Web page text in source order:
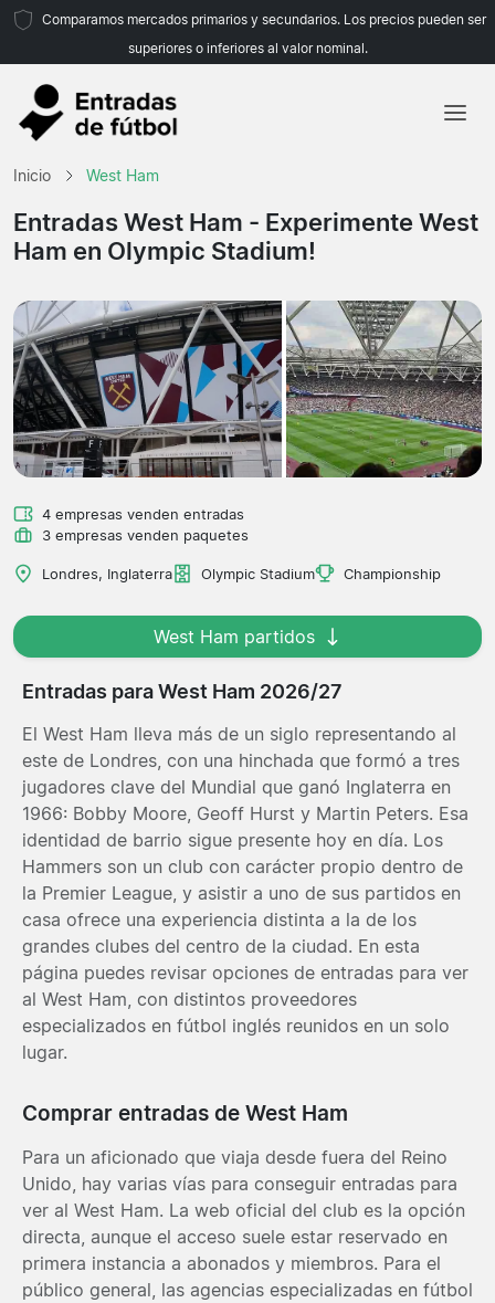
Comparamos mercados primarios y secundarios. Los precios pueden ser
superiores o inferiores al valor nominal.
Equipos
Ligas
Inicio West Ham
Entradas West Ham - Experimente West
Ham en Olympic Stadium!
4 empresas venden entradas
3 empresas venden paquetes
Londres, Inglaterra Olympic Stadium Championship
West Ham partidos
Entradas para West Ham 2026/27
El West Ham lleva más de un siglo representando al
este de Londres, con una hinchada que formó a tres
jugadores clave del Mundial que ganó Inglaterra en
1966: Bobby Moore, Geoff Hurst y Martin Peters. Esa
identidad de barrio sigue presente hoy en día. Los
Hammers son un club con carácter propio dentro de
la Premier League, y asistir a uno de sus partidos en
casa ofrece una experiencia distinta a la de los
grandes clubes del centro de la ciudad. En esta
página puedes revisar opciones de entradas para ver
al West Ham, con distintos proveedores
especializados en fútbol inglés reunidos en un solo
lugar.
Comprar entradas de West Ham
Para un aficionado que viaja desde fuera del Reino
Unido, hay varias vías para conseguir entradas para
ver al West Ham. La web oficial del club es la opción
directa, aunque el acceso suele estar reservado en
primera instancia a abonados y miembros. Para el
público general, las agencias especializadas en fútbol